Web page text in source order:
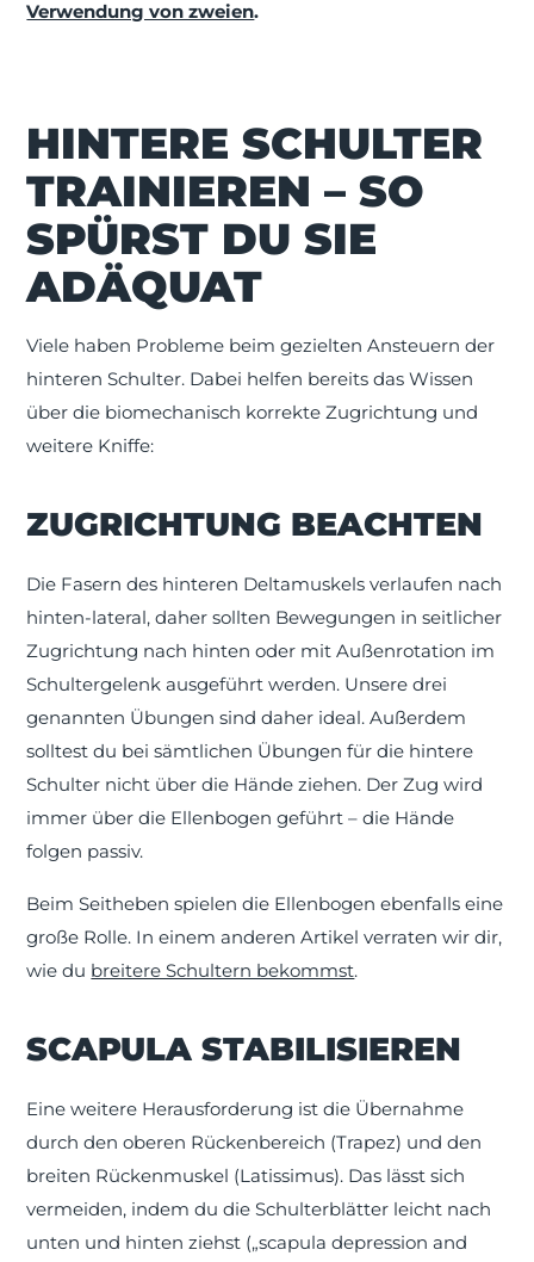
Verwendung von zweien.
HINTERE SCHULTER
TRAINIEREN – SO
SPÜRST DU SIE
ADÄQUAT
Viele haben Probleme beim gezielten Ansteuern der
hinteren Schulter. Dabei helfen bereits das Wissen
über die biomechanisch korrekte Zugrichtung und
weitere Kniffe:
ZUGRICHTUNG BEACHTEN
Die Fasern des hinteren Deltamuskels verlaufen nach
hinten-lateral, daher sollten Bewegungen in seitlicher
Zugrichtung nach hinten oder mit Außenrotation im
Schultergelenk ausgeführt werden. Unsere drei
genannten Übungen sind daher ideal. Außerdem
solltest du bei sämtlichen Übungen für die hintere
Schulter nicht über die Hände ziehen. Der Zug wird
immer über die Ellenbogen geführt – die Hände
folgen passiv.
Beim Seitheben spielen die Ellenbogen ebenfalls eine
große Rolle. In einem anderen Artikel verraten wir dir,
wie du breitere Schultern bekommst.
SCAPULA STABILISIEREN
Eine weitere Herausforderung ist die Übernahme
durch den oberen Rückenbereich (Trapez) und den
breiten Rückenmuskel (Latissimus). Das lässt sich
vermeiden, indem du die Schulterblätter leicht nach
unten und hinten ziehst („scapula depression and